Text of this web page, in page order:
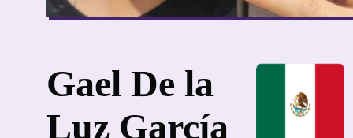
Gael De la
Luz García